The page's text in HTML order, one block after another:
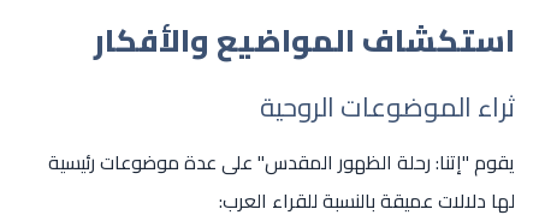
استكشاف المواضيع والأفكار
ثراء الموضوعات الروحية
يقوم "إتنا: رحلة الظهور المقدس" على عدة موضوعات رئيسية
لها دلالات عميقة بالنسبة للقراء العرب: